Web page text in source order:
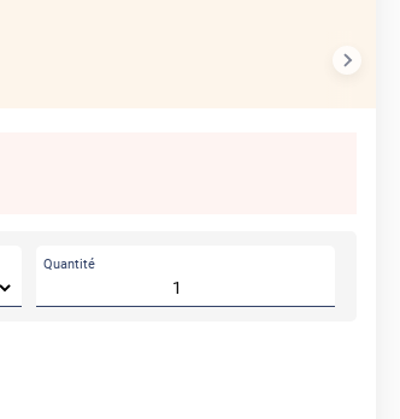
Quantité